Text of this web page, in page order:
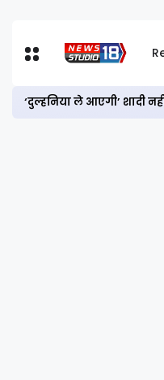
‘दुल्हनिया ले आएगी’ शादी